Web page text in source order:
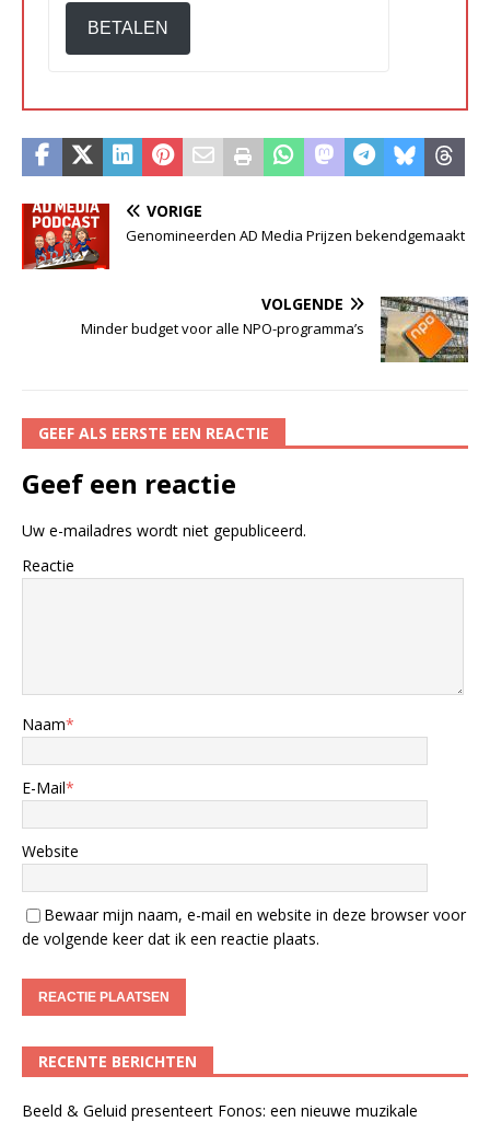
BETALEN
VORIGE
Genomineerden AD Media Prijzen bekendgemaakt
VOLGENDE
Minder budget voor alle NPO-programma’s
GEEF ALS EERSTE EEN REACTIE
Geef een reactie
Uw e-mailadres wordt niet gepubliceerd.
Reactie
Naam*
E-Mail*
Website
Bewaar mijn naam, e-mail en website in deze browser voor
de volgende keer dat ik een reactie plaats.
RECENTE BERICHTEN
Beeld & Geluid presenteert Fonos: een nieuwe muzikale